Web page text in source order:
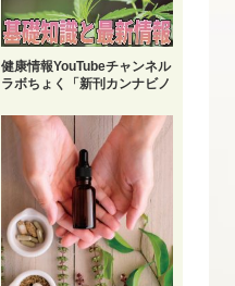
健康情報YouTubeチャンネル
ラボちょく「新刊カンナビノ